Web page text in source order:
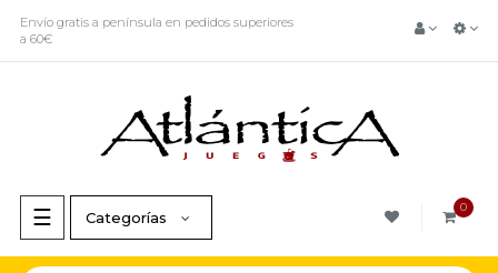
Envío gratis a península en pedidos superiores
a 60€
Navegación
de
palanca
☰ 0
Categorías